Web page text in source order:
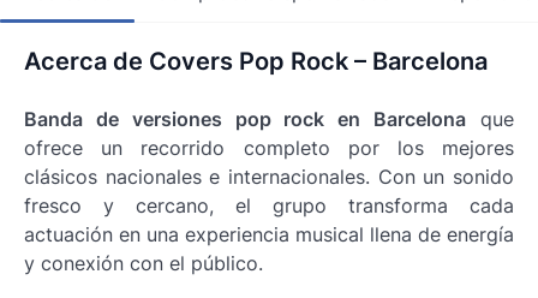
Acerca de Covers Pop Rock – Barcelona
Banda de versiones pop rock en Barcelona que
ofrece un recorrido completo por los mejores
clásicos nacionales e internacionales. Con un sonido
fresco y cercano, el grupo transforma cada
actuación en una experiencia musical llena de energía
y conexión con el público.